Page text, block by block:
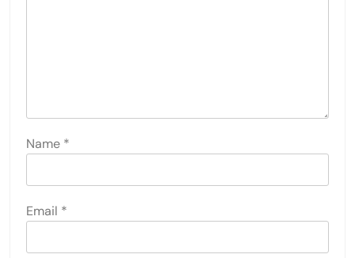
Name *
Email *